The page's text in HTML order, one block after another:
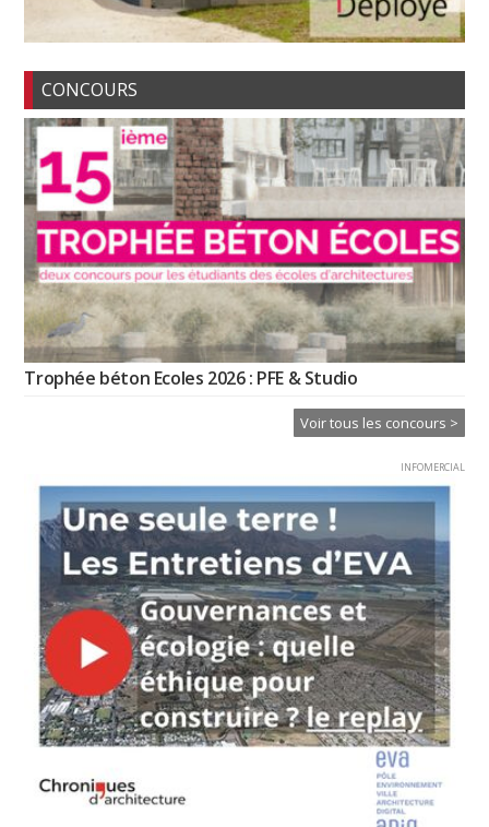
CONCOURS
Trophée béton Ecoles 2026 : PFE & Studio
Voir tous les concours >
INFOMERCIAL